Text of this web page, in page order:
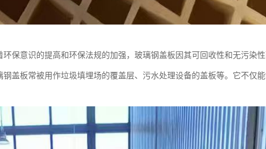
保意识的提高和环保法规的加强，玻璃钢盖板因其可回收性和无污染
盖板常被用作垃圾填埋场的覆盖层、污水处理设备的盖板等。它不仅